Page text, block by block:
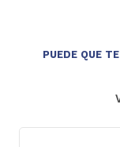
PUEDE QUE